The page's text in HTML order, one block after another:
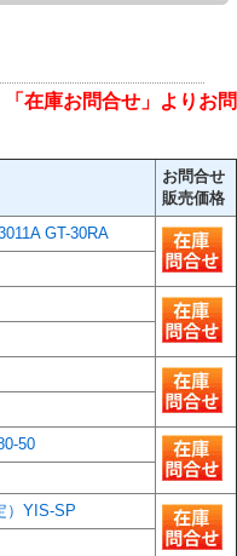
在庫お問合せ」よりお問
お問合せ
販売価格
GT-30RA
50
）YIS-SP